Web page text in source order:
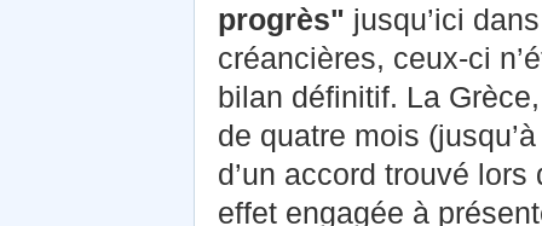
progrès" jusqu’ici
créancières, ceux-ci
bilan définitif. La
de quatre mois
d’un accord trouvé
effet engagée à